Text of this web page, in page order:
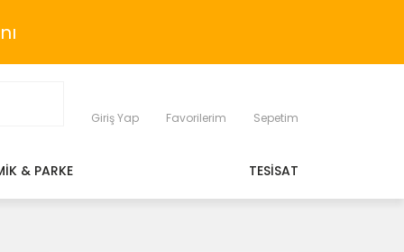
Giriş Yap Favorilerim Sepetim
& PARKE TESİSAT